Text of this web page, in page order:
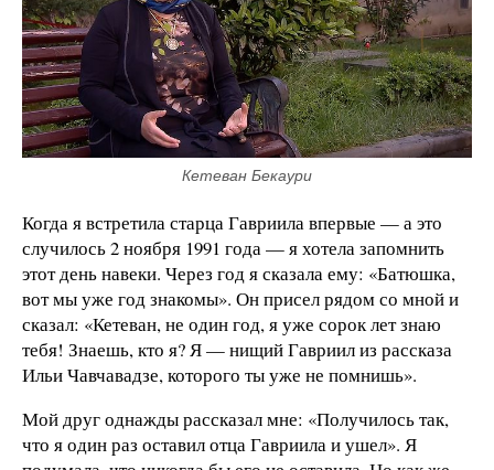
Кетеван Бекаури
Когда я встретила старца Гавриила впервые — а это
случилось 2 ноября 1991 года — я хотела запомнить
этот день навеки. Через год я сказала ему: «Батюшка,
вот мы уже год знакомы». Он присел рядом со мной и
сказал: «Кетеван, не один год, я уже сорок лет знаю
тебя! Знаешь, кто я? Я — нищий Гавриил из рассказа
Ильи Чавчавадзе, которого ты уже не помнишь».
Мой друг однажды рассказал мне: «Получилось так,
что я один раз оставил отца Гавриила и ушел». Я